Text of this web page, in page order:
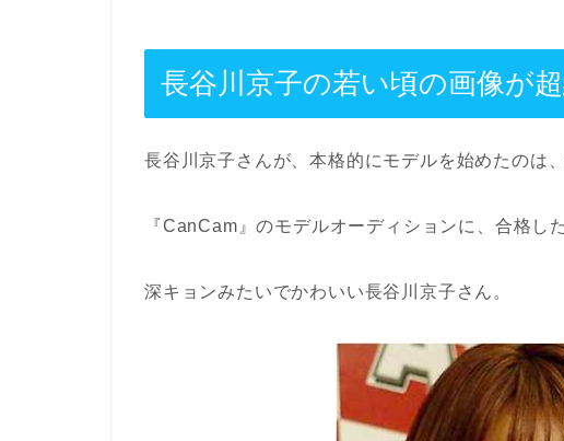
長谷川京子の若い頃の画像が
長谷川京子さんが、本格的にモデルを始めたのは
『CanCam』のモデルオーディションに、合格し
深キョンみたいでかわいい長谷川京子さん。